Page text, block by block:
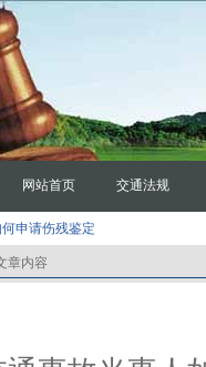
网站首页 交通法规
申请伤残鉴定
章内容